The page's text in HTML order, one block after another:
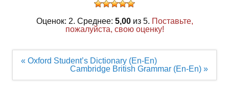
Оценок: 2. Среднее: 5,00из 5. Поставьте,
пожалуйста, свою оценку!
Навигация
« Oxford Student’s Dictionary (En-En)
Cambridge British Grammar (En-En) »